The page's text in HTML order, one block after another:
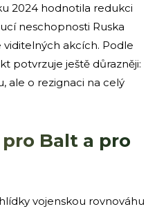
2024 hodnotila redukci
neschopnosti Ruska
viditelných akcích. Podle
potvrzuje ještě důrazněji:
ale o rezignaci na celý
Balt a pro
vojenskou rovnováhu